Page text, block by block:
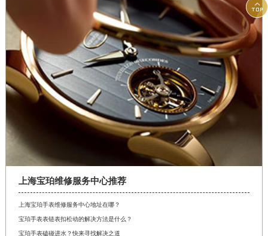
上海宝珀维修服务中心推荐
上海宝珀手表维修服务中心地址在哪？
宝珀手表表链表扣松动的解决方法是什么？
宝珀手表磕碰进水？快来寻找解决之道
